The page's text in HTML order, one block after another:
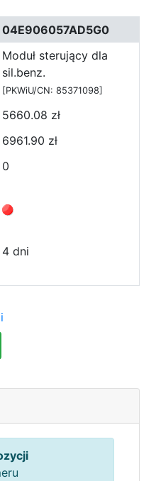
04E906057AD5G0
Moduł sterujący dla
sil.benz.
[PKWiU/CN: 85371098]
5660.08 zł
6961.90 zł
0
4 dni